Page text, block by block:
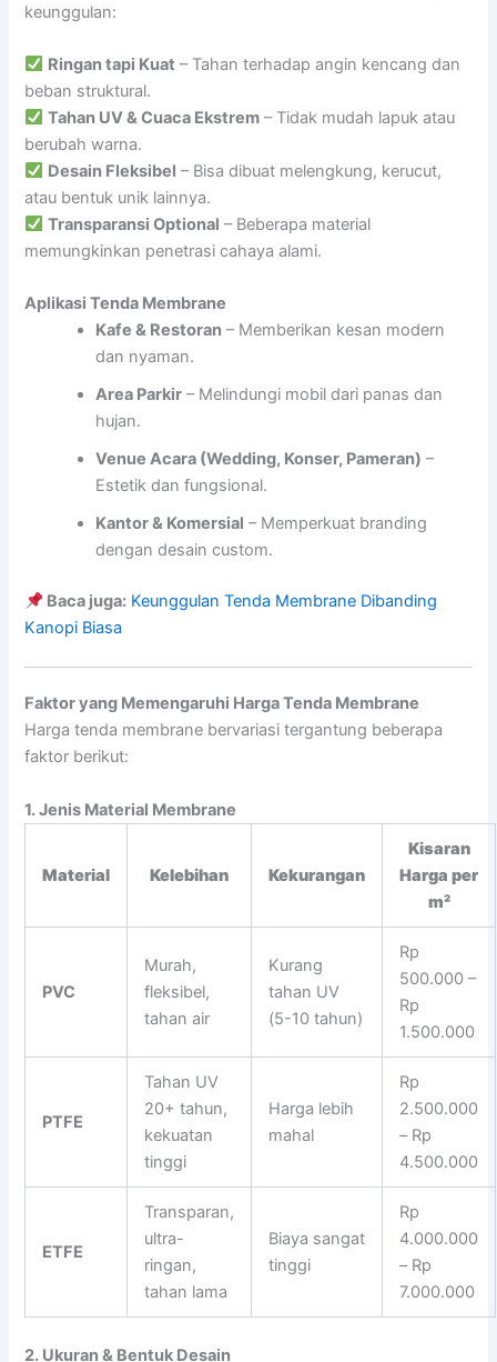
keunggulan:
Ringan tapi Kuat – Tahan terhadap angin kencang dan
beban struktural.
Tahan UV & Cuaca Ekstrem – Tidak mudah lapuk atau
berubah warna.
Desain Fleksibel – Bisa dibuat melengkung, kerucut,
atau bentuk unik lainnya.
Transparansi Optional – Beberapa material
memungkinkan penetrasi cahaya alami.
Aplikasi Tenda Membrane
Kafe & Restoran – Memberikan kesan modern
dan nyaman.
Area Parkir – Melindungi mobil dari panas dan
hujan.
Venue Acara (Wedding, Konser, Pameran) –
Estetik dan fungsional.
Kantor & Komersial – Memperkuat branding
dengan desain custom.
Baca juga: Keunggulan Tenda Membrane Dibanding
Kanopi Biasa
Faktor yang Memengaruhi Harga Tenda Membrane
Harga tenda membrane bervariasi tergantung beberapa
faktor berikut:
1. Jenis Material Membrane
Material Kelebihan Kekurangan
Kisaran
Harga per
m²
PVC
Murah,
fleksibel,
tahan air
Kurang
tahan UV
(5-10 tahun)
Rp
500.000 –
Rp
1.500.000
PTFE
Tahan UV
20+ tahun,
kekuatan
tinggi
Harga lebih
mahal
Rp
2.500.000
– Rp
4.500.000
ETFE
Transparan,
ultra-
ringan,
tahan lama
Biaya sangat
tinggi
Rp
4.000.000
– Rp
7.000.000
2. Ukuran & Bentuk Desain